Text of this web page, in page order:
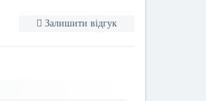
Залишити відгук